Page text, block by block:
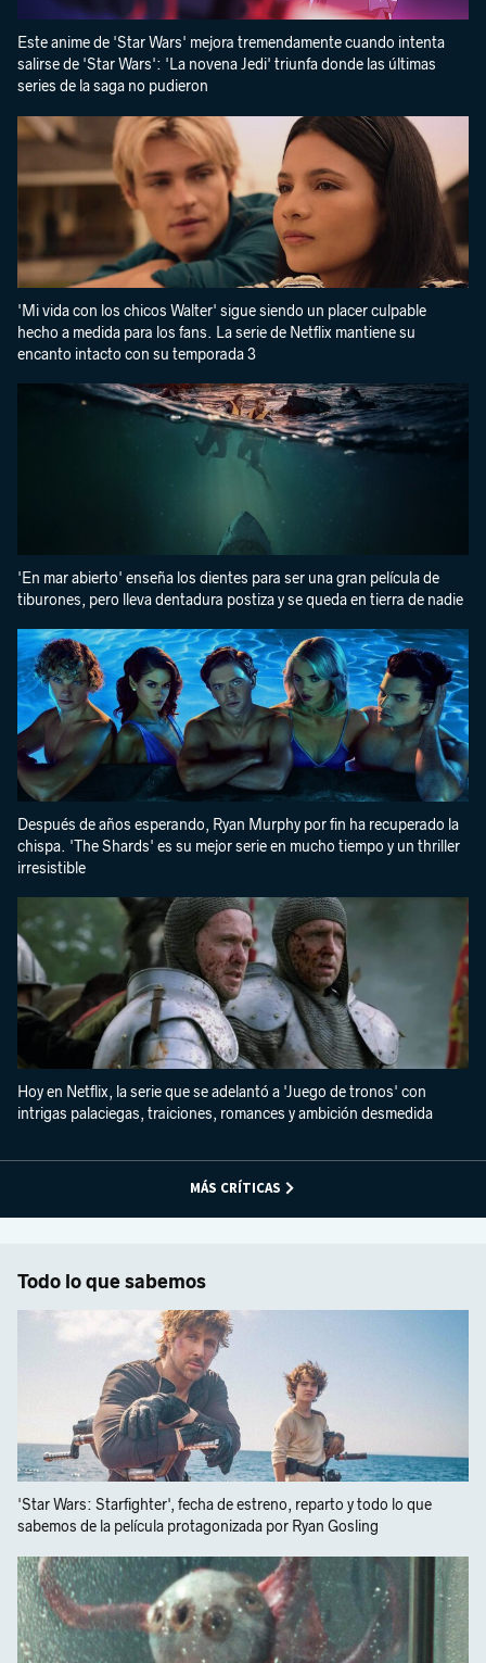
Este anime de 'Star Wars' mejora tremendamente cuando intenta
salirse de 'Star Wars': 'La novena Jedi' triunfa donde las últimas
series de la saga no pudieron
'Mi vida con los chicos Walter' sigue siendo un placer culpable
hecho a medida para los fans. La serie de Netflix mantiene su
encanto intacto con su temporada 3
'En mar abierto' enseña los dientes para ser una gran película de
tiburones, pero lleva dentadura postiza y se queda en tierra de nadie
Después de años esperando, Ryan Murphy por fin ha recuperado la
chispa. 'The Shards' es su mejor serie en mucho tiempo y un thriller
irresistible
Hoy en Netflix, la serie que se adelantó a 'Juego de tronos' con
intrigas palaciegas, traiciones, romances y ambición desmedida
MÁS CRÍTICAS
Todo lo que sabemos
'Star Wars: Starfighter', fecha de estreno, reparto y todo lo que
sabemos de la película protagonizada por Ryan Gosling